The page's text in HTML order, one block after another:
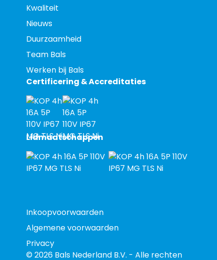
Kwaliteit
Nieuws
Duurzaamheid
Team Bals
Werken bij Bals
Certificering & Accreditaties
Lidmaatschappen
Inkoopvoorwaarden
Algemene voorwaarden
Privacy
© 2026 Bals Nederland B.V. - Alle rechten